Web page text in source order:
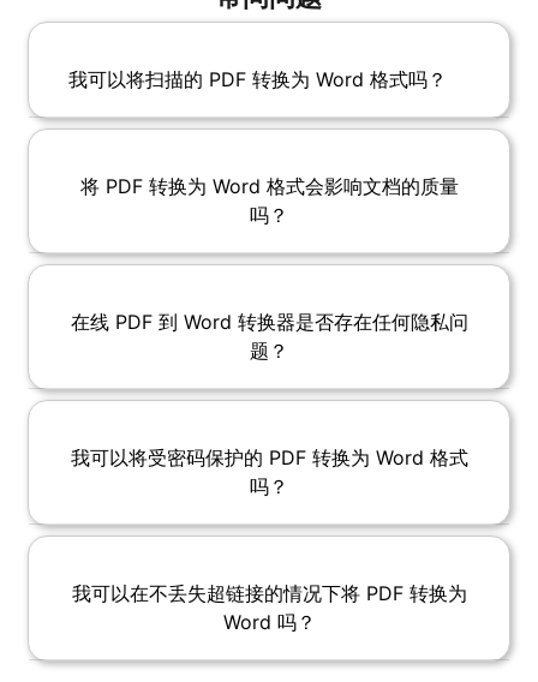
我可以将扫描的 PDF 转换为 Word 格式吗？
将 PDF 转换为 Word 格式会影响文档的质量
吗？
在线 PDF 到 Word 转换器是否存在任何隐私问
题？
我可以将受密码保护的 PDF 转换为 Word 格式
吗？
我可以在不丢失超链接的情况下将 PDF 转换为
Word 吗？